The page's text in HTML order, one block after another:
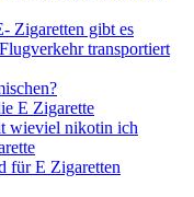
Zigaretten gibt es
transportiert
E Zigarette
wieviel nikotin ich
für E Zigaretten